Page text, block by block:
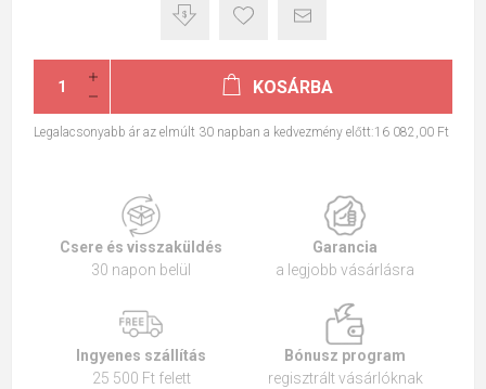
KOSÁRBA
Legalacsonyabb ár az elmúlt 30 napban a kedvezmény előtt:16 082,00 Ft
Csere és visszaküldés
30 napon belül
Garancia
a legjobb vásárlásra
Ingyenes szállítás
25 500 Ft felett
Bónusz program
regisztrált vásárlóknak